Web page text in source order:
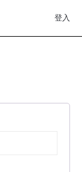
登入